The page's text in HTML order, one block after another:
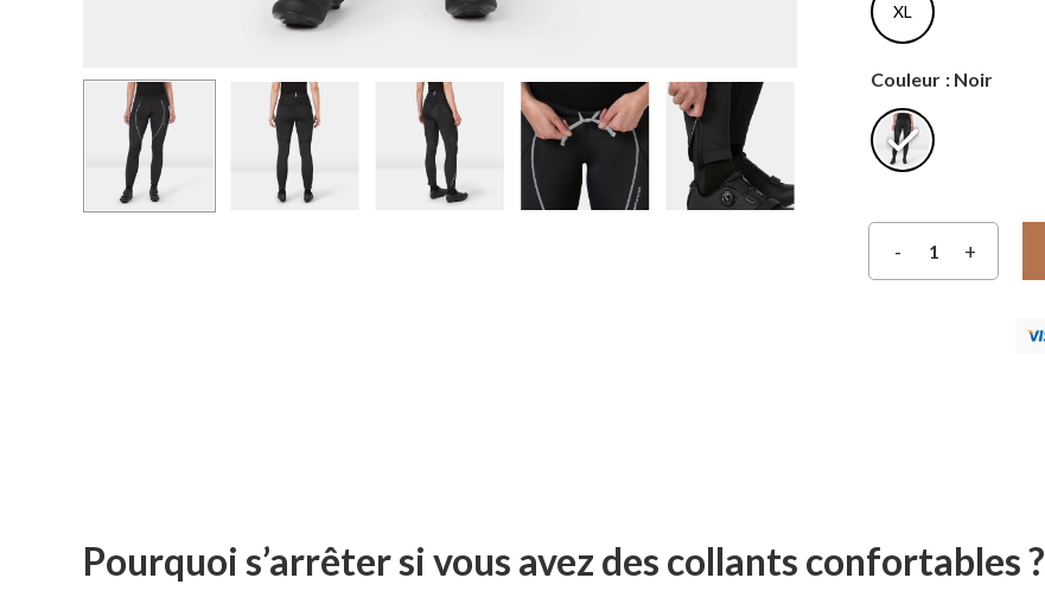
XL
Couleur : Noir
Pourquoi s’arrêter si vous avez des collants confortables ?